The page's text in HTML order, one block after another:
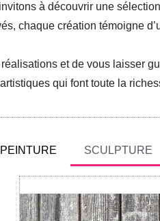
à découvrir une
chaque création témoigne
et de vous laisser
artistiques qui font toute la
PEINTURE SCULPTURE